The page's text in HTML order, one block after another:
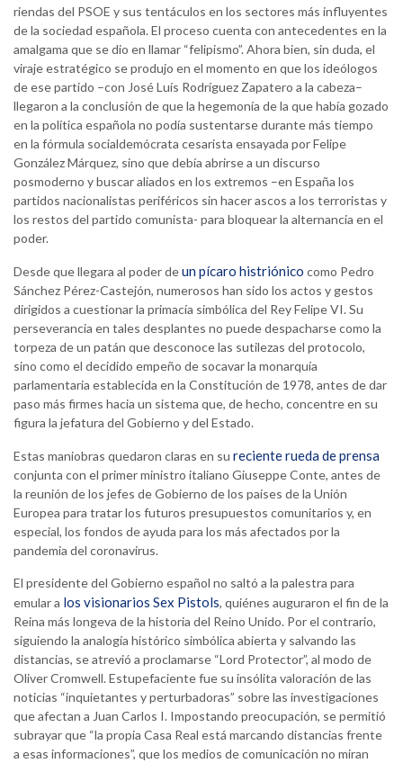
riendas del PSOE y sus tentáculos en los sectores más influyentes
de la sociedad española. El proceso cuenta con antecedentes en la
amalgama que se dio en llamar “felipismo”. Ahora bien, sin duda, el
viraje estratégico se produjo en el momento en que los ideólogos
de ese partido –con José Luís Rodríguez Zapatero a la cabeza–
llegaron a la conclusión de que la hegemonía de la que había gozado
en la política española no podía sustentarse durante más tiempo
en la fórmula socialdemócrata cesarista ensayada por Felipe
González Márquez, sino que debía abrirse a un discurso
posmoderno y buscar aliados en los extremos –en España los
partidos nacionalistas periféricos sin hacer ascos a los terroristas y
los restos del partido comunista- para bloquear la alternancia en el
poder.
Desde que llegara al poder deun pícaro histriónico como Pedro
Sánchez Pérez-Castejón, numerosos han sido los actos y gestos
dirigidos a cuestionar la primacía simbólica del Rey Felipe VI. Su
perseverancia en tales desplantes no puede despacharse como la
torpeza de un patán que desconoce las sutilezas del protocolo,
sino como el decidido empeño de socavar la monarquía
parlamentaria establecida en la Constitución de 1978, antes de dar
paso más firmes hacia un sistema que, de hecho, concentre en su
figura la jefatura del Gobierno y del Estado.
Estas maniobras quedaron claras en su reciente rueda de prensa
conjunta con el primer ministro italiano Giuseppe Conte, antes de
la reunión de los jefes de Gobierno de los países de la Unión
Europea para tratar los futuros presupuestos comunitarios y, en
especial, los fondos de ayuda para los más afectados por la
pandemia del coronavirus.
El presidente del Gobierno español no saltó a la palestra para
emular a los visionarios Sex Pistols, quiénes auguraron el fin de la
Reina más longeva de la historia del Reino Unido. Por el contrario,
siguiendo la analogía histórico simbólica abierta y salvando las
distancias, se atrevió a proclamarse “Lord Protector”, al modo de
Oliver Cromwell. Estupefaciente fue su insólita valoración de las
noticias “inquietantes y perturbadoras” sobre las investigaciones
que afectan a Juan Carlos I. Impostando preocupación, se permitió
subrayar que “la propia Casa Real está marcando distancias frente
a esas informaciones”, que los medios de comunicación no miran